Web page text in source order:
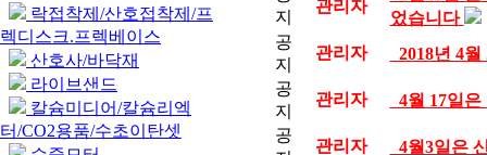
락접착제/산호접착제/프
렉디스크.프렉베이스
산호사/바닥재
라이브샌드
칼슘미디어/칼슘리엑
터/CO2용품/수초이탄셋
지
관리자
었습니다
공
지
관리자
2018년 4
공
지
관리자
4월 17일
공
관리자
4월3일은